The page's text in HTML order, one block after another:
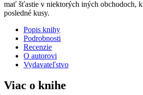
mať šťastie v niektorých iných obchodoch,
posledné kusy.
Popis knihy
Podrobnosti
Recenzie
O autorovi
Vydavateľstvo
Viac o knihe